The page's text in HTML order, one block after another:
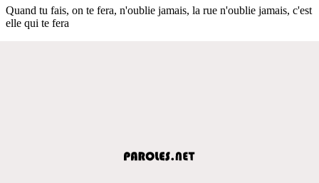
Quand tu fais, on te fera, n'oublie jamais, la rue n'oublie jamais, c'est
elle qui te fera